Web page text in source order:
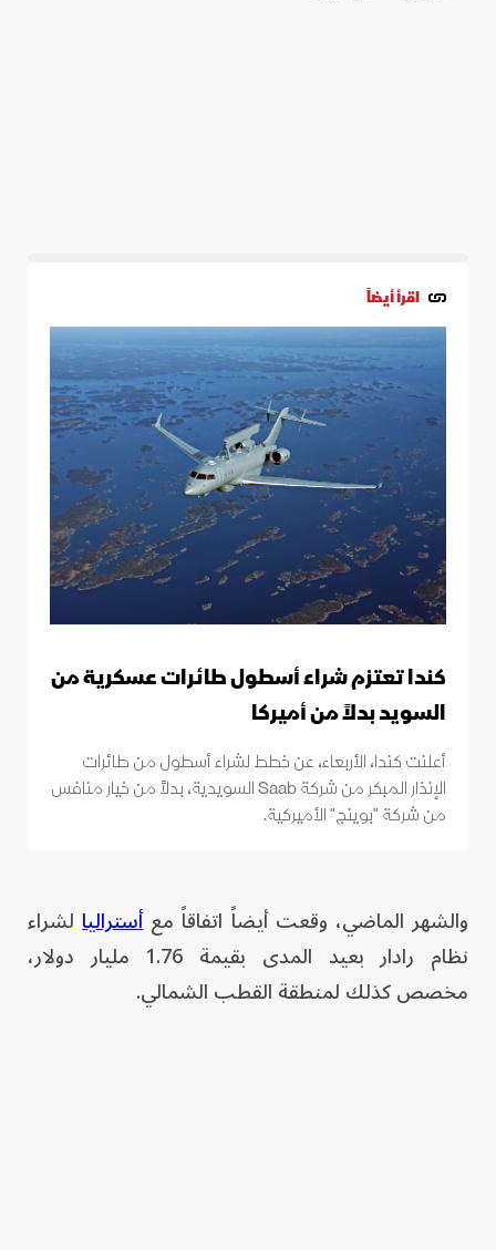
اقرأ أيضاً
كندا تعتزم شراء أسطول طائرات عسكرية من
السويد بدلاً من أميركا
أعلنت كندا، الأربعاء، عن خطط لشراء أسطول من طائرات
الإنذار المبكر من شركة Saab السويدية، بدلاً من خيار منافس
من شركة "بوينج" الأميركية.
والشهر الماضي، وقعت أيضاً اتفاقاً معأستراليالشراء
نظام رادار بعيد المدى بقيمة 1.76 مليار دولار،
مخصص كذلك لمنطقة القطب الشمالي.